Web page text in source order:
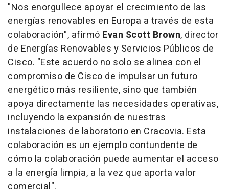
"Nos enorgullece apoyar el crecimiento de las
energías renovables en Europa a través de esta
colaboración", afirmó Evan Scott Brown, director
de Energías Renovables y Servicios Públicos de
Cisco. "Este acuerdo no solo se alinea con el
compromiso de Cisco de impulsar un futuro
energético más resiliente, sino que también
apoya directamente las necesidades operativas,
incluyendo la expansión de nuestras
instalaciones de laboratorio en Cracovia. Esta
colaboración es un ejemplo contundente de
cómo la colaboración puede aumentar el acceso
a la energía limpia, a la vez que aporta valor
comercial".